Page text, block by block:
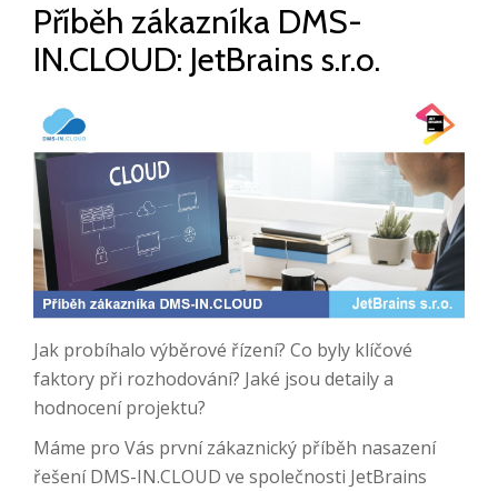
Příběh zákazníka DMS-
IN.CLOUD: JetBrains s.r.o.
Jak probíhalo výběrové řízení? Co byly klíčové
faktory při rozhodování? Jaké jsou detaily a
hodnocení projektu?
Máme pro Vás první zákaznický příběh nasazení
řešení DMS-IN.CLOUD ve společnosti JetBrains